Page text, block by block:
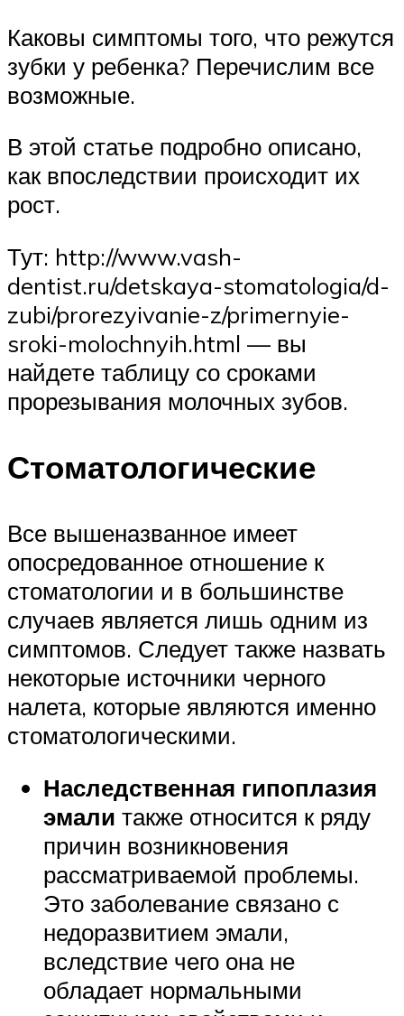
Каковы симптомы того, что режутся
зубки у ребенка? Перечислим все
возможные.
В этой статье подробно описано,
как впоследствии происходит их
рост.
Тут: http://www.vash-
dentist.ru/detskaya-stomatologia/d-
zubi/prorezyivanie-z/primernyie-
sroki-molochnyih.html — вы
найдете таблицу со сроками
прорезывания молочных зубов.
Стоматологические
Все вышеназванное имеет
опосредованное отношение к
стоматологии и в большинстве
случаев является лишь одним из
симптомов. Следует также назвать
некоторые источники черного
налета, которые являются именно
стоматологическими.
Наследственная гипоплазия
эмали также относится к ряду
причин возникновения
рассматриваемой проблемы.
Это заболевание связано с
недоразвитием эмали,
вследствие чего она не
обладает нормальными